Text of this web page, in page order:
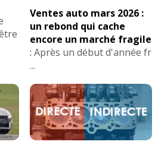
Ventes auto mars 2026 :
un rebond qui cache
encore un marché fragile
: Après un début d'année fr
...